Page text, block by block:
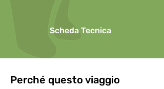
Per questioni di sicurezza l’uso di
"lente" e per questo
Scheda Tecnica
Perché questo viaggio